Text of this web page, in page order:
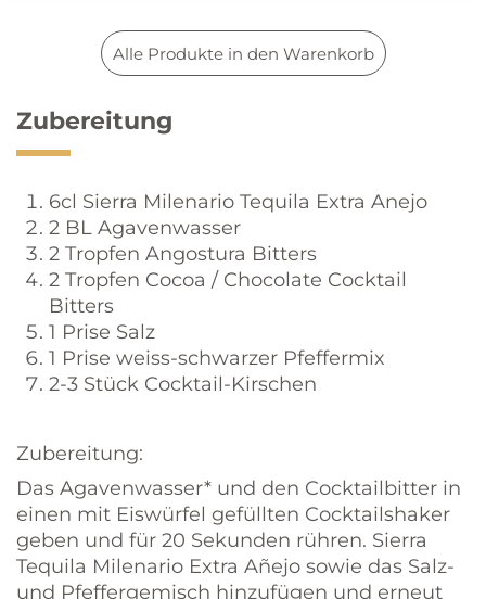
Alle Produkte in den Warenkorb
Zubereitung
6cl Sierra Milenario Tequila Extra Anejo
2 BL Agavenwasser
2 Tropfen Angostura Bitters
2 Tropfen Cocoa / Chocolate Cocktail
Bitters
1 Prise Salz
1 Prise weiss-schwarzer Pfeffermix
2-3 Stück Cocktail-Kirschen
Zubereitung:
Das Agavenwasser* und den Cocktailbitter in
einen mit Eiswürfel gefüllten Cocktailshaker
geben und für 20 Sekunden rühren. Sierra
Tequila Milenario Extra Añejo sowie das Salz-
und Pfeffergemisch hinzufügen und erneut